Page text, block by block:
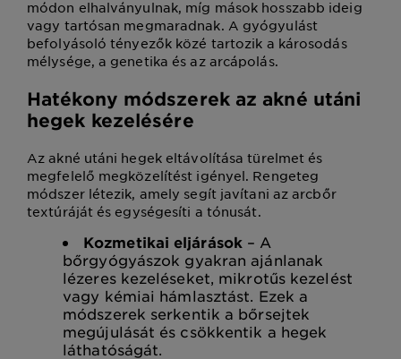
módon elhalványulnak, míg mások hosszabb ideig
vagy tartósan megmaradnak. A gyógyulást
befolyásoló tényezők közé tartozik a károsodás
mélysége, a genetika és az arcápolás.
Hatékony módszerek az akné utáni
hegek kezelésére
Az akné utáni hegek eltávolítása türelmet és
megfelelő megközelítést igényel. Rengeteg
módszer létezik, amely segít javítani az arcbőr
textúráját és egységesíti a tónusát.
Kozmetikai eljárások – A
bőrgyógyászok gyakran ajánlanak
lézeres kezeléseket, mikrotűs kezelést
vagy kémiai hámlasztást. Ezek a
módszerek serkentik a bőrsejtek
megújulását és csökkentik a hegek
láthatóságát.